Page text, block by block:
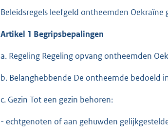
Beleidsregels leefgeld ontheemden Oekraïne
Artikel 1 Begripsbepalingen
a. Regeling Regeling opvang ontheemden
b. Belanghebbende De ontheemde bedoeld
c. Gezin Tot een gezin behoren:
- echtgenoten of aan gehuwden